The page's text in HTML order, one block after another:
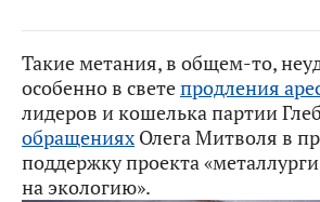
Такие метания, в общем-то,
особенно в светепродления
лидеров и кошелька партии
обращениях Олега Митволя в
поддержку проекта
на экологию».